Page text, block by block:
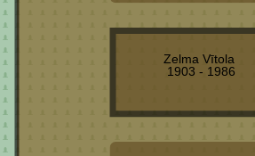
Zelma Vītola
1903 - 1986